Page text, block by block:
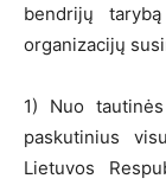
bendrijų
organizacijų
1) Nuo
paskutinius
Lietuvos